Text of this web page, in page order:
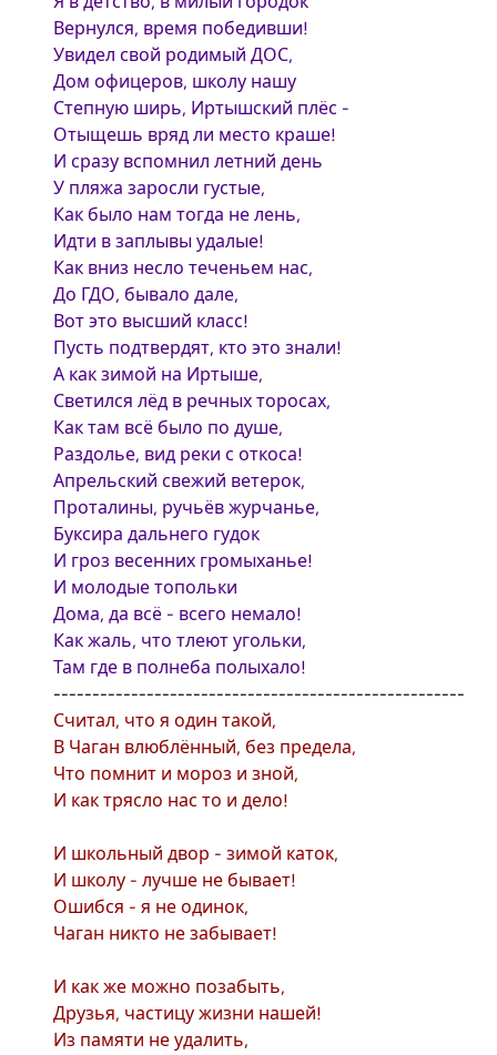
Вернулся, время победивши!
Увидел свой родимый ДОС,
Дом офицеров, школу нашу
Степную ширь, Иртышский плёс -
Отыщешь вряд ли место краше!
И сразу вспомнил летний день
У пляжа заросли густые,
Как было нам тогда не лень,
Идти в заплывы удалые!
Как вниз несло теченьем нас,
До ГДО, бывало дале,
Вот это высший класс!
Пусть подтвердят, кто это знали!
А как зимой на Иртыше,
Светился лёд в речных торосах,
Как там всё было по душе,
Раздолье, вид реки с откоса!
Апрельский свежий ветерок,
Проталины, ручьёв журчанье,
Буксира дальнего гудок
И гроз весенних громыханье!
И молодые топольки
Дома, да всё - всего немало!
Как жаль, что тлеют угольки,
Там где в полнеба полыхало!
-----------------------------------------------------
Считал, что я один такой,
В Чаган влюблённый, без предела,
Что помнит и мороз и зной,
И как трясло нас то и дело!
И школьный двор - зимой каток,
И школу - лучше не бывает!
Ошибся - я не одинок,
Чаган никто не забывает!
И как же можно позабыть,
Друзья, частицу жизни нашей!
Из памяти не удалить,